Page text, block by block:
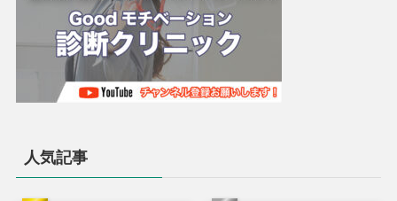
人気記事